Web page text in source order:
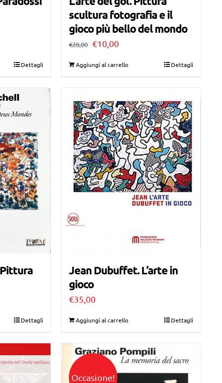
Dettagli
scultura fotografia e il
gioco più bello del mondo
€28,00 Il
€28,00.
€10,00Il
€10,00.
Aggiungi al carrello Dettagli
Dettagli
Jean Dubuffet. L’arte in
gioco
€35,00
Aggiungi al carrello Dettagli
Occasione!